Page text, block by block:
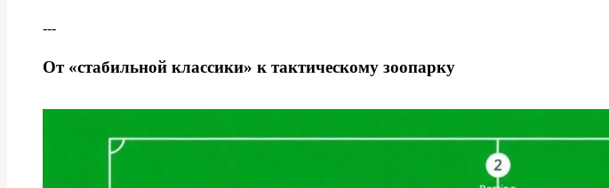
---
От «стабильной классики» к тактическому зоопарку